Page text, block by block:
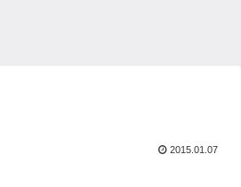
2015.01.07